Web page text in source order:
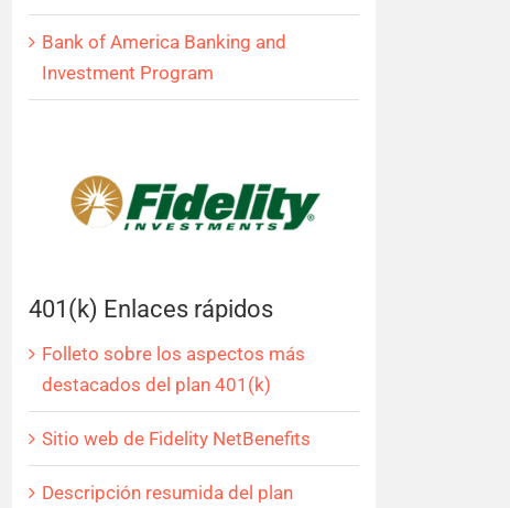
Bank of America Banking and
Investment Program
401(k) Enlaces rápidos
Folleto sobre los aspectos más
destacados del plan 401(k)
Sitio web de Fidelity NetBenefits
Descripción resumida del plan